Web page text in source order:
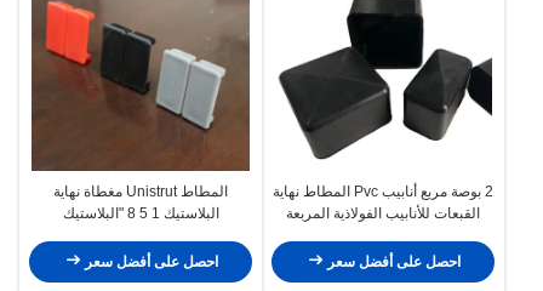
2 بوصة مربع أنابيب Pvc المطاط نهاية
القبعات للأنابيب الفولاذية المربعة
احصل على أفضل سعر
المطاط Unistrut مغطاة نهاية
البلاستيك 1 5 8 "البلاستيك
احصل على أفضل سعر